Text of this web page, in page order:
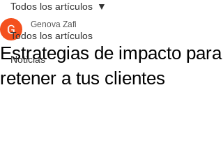
Todos los artículos
Noticias
Todos los artículos
Estrategias de impacto para
retener a tus clientes
Genova Zafi